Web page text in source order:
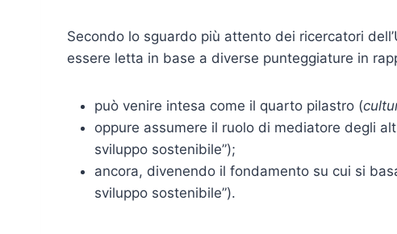
Secondo lo sguardo più attento dei ricercatori
essere letta in base a diverse punteggiature in
può venire intesa come il quarto pilastro (
oppure assumere il ruolo di mediatore degli
sviluppo sostenibile”);
ancora, divenendo il fondamento su cui si
sviluppo sostenibile”).